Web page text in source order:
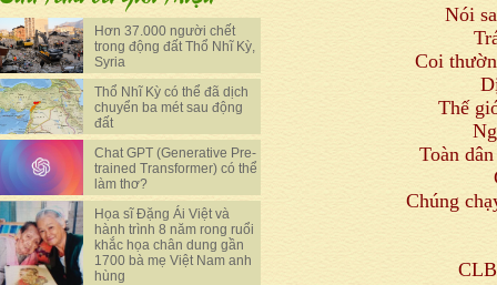
Hơn 37.000 người chết
trong động đất Thổ Nhĩ Kỳ,
Syria
Thổ Nhĩ Kỳ có thể đã dịch
chuyển ba mét sau động
đất
Chat GPT (Generative Pre-
trained Transformer) có thể
làm thơ?
Họa sĩ Đặng Ái Việt và
hành trình 8 năm rong ruổi
khắc họa chân dung gần
1700 bà mẹ Việt Nam anh
hùng
Nói
Coi
Thế
Toàn
Chúng